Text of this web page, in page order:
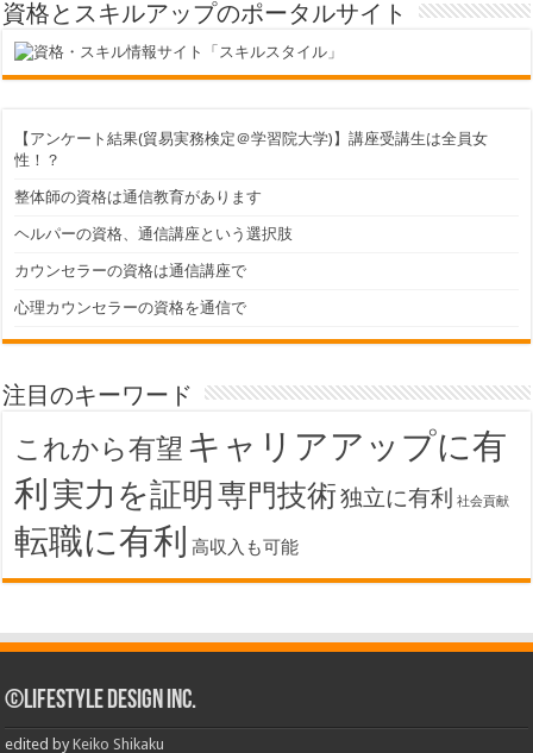
資格とスキルアップのポータルサイト
【アンケート結果(貿易実務検定＠学習院大学)】講座受講生は全員女
性！？
整体師の資格は通信教育があります
ヘルパーの資格、通信講座という選択肢
カウンセラーの資格は通信講座で
心理カウンセラーの資格を通信で
注目のキーワード
これから有望 キャリアアップに有
利 実力を証明 専門技術独立に有利 社会貢献
転職に有利 高収入も可能
©Lifestyle Design Inc.
edited byKeiko Shikaku